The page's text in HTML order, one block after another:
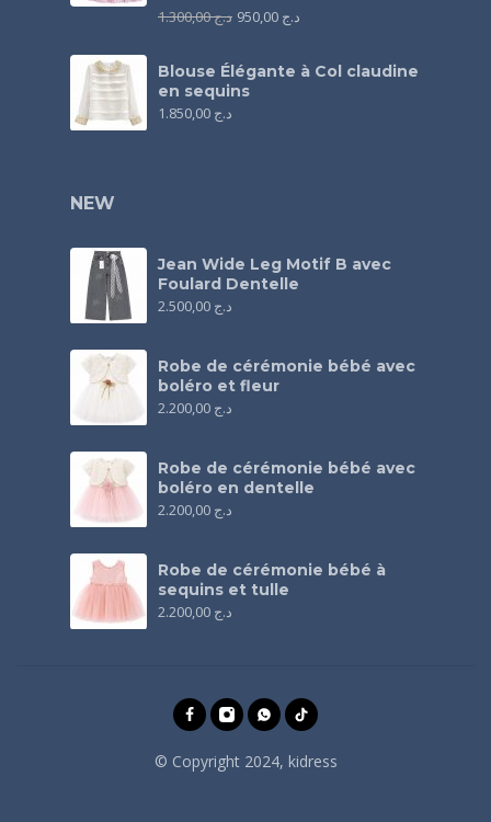
د.ج1.300,00 د.ج
Blouse Élégante à Col claudine
en sequins
د.ج
NEW
Jean Wide Leg Motif B avec
Foulard Dentelle
د.ج
Robe de cérémonie bébé avec
boléro et fleur
د.ج
Robe de cérémonie bébé avec
boléro en dentelle
د.ج
Robe de cérémonie bébé à
sequins et tulle
د.ج
© Copyright 2024, kidress